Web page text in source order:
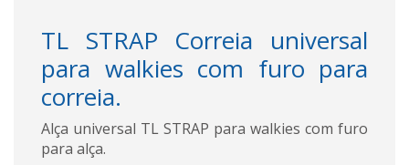
TL STRAP Correia universal
para walkies com furo para
correia.
Alça universal TL STRAP para walkies com furo
para alça.